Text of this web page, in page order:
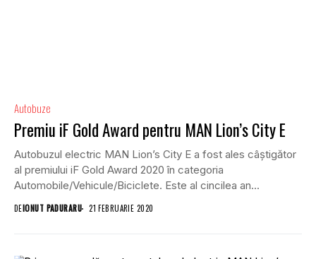
Autobuze
Premiu iF Gold Award pentru MAN Lion’s City E
Autobuzul electric MAN Lion’s City E a fost ales câștigător
al premiului iF Gold Award 2020 în categoria
Automobile/Vehicule/Biciclete. Este al cincilea an...
DEIONUT PADURARU 21 FEBRUARIE 2020